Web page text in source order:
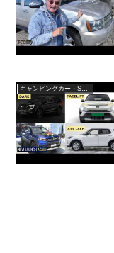
キャンピングカー・SUV人気車種